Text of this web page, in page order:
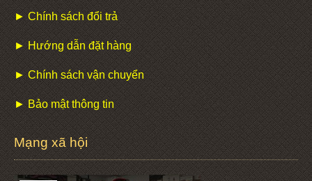
► Chính sách đổi trả
► Hướng dẫn đặt hàng
► Chính sách vận chuyển
► Bảo mật thông tin
Mạng xã hội